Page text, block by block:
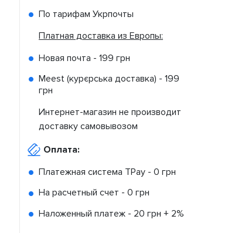
По тарифам Укрпочты
Платная доставка из Европы:
Новая почта - 199 грн
Meest (курєрська доставка) - 199
грн
Интернет-магазин не производит
доставку самовывозом
Оплата:
Платежная система TPay - 0 грн
На расчетный счет - 0 грн
Наложенный платеж - 20 грн + 2%